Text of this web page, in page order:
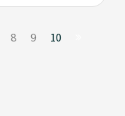
8 9 10